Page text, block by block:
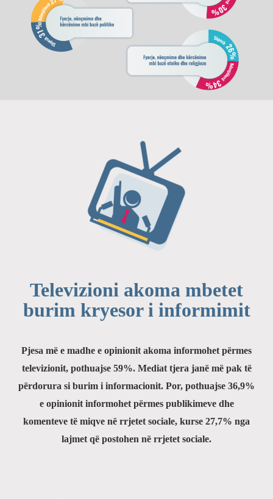
Televizioni akoma mbetet
burim kryesor i informimit
Pjesa më e madhe e opinionit akoma informohet përmes
televizionit, pothuajse 59%. Mediat tjera janë më pak të
përdorura si burim i informacionit. Por, pothuajse 36,9%
e opinionit informohet përmes publikimeve dhe
komenteve të miqve në rrjetet sociale, kurse 27,7% nga
lajmet që postohen në rrjetet sociale.